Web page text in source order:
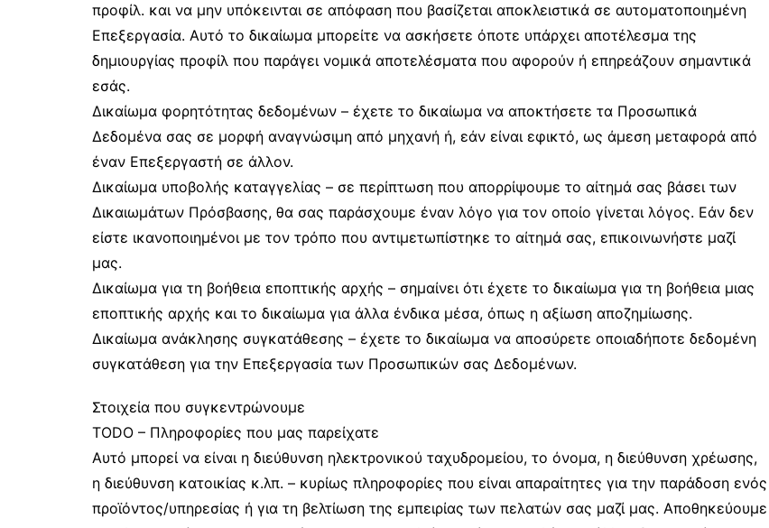
προφίλ. και να μην υπόκεινται σε απόφαση που βασίζεται αποκλειστικά σε αυτοματοποιημένη
Επεξεργασία. Αυτό το δικαίωμα μπορείτε να ασκήσετε όποτε υπάρχει αποτέλεσμα της
δημιουργίας προφίλ που παράγει νομικά αποτελέσματα που αφορούν ή επηρεάζουν σημαντικά
εσάς.
Δικαίωμα φορητότητας δεδομένων – έχετε το δικαίωμα να αποκτήσετε τα Προσωπικά
Δεδομένα σας σε μορφή αναγνώσιμη από μηχανή ή, εάν είναι εφικτό, ως άμεση μεταφορά από
έναν Επεξεργαστή σε άλλον.
Δικαίωμα υποβολής καταγγελίας – σε περίπτωση που απορρίψουμε το αίτημά σας βάσει των
Δικαιωμάτων Πρόσβασης, θα σας παράσχουμε έναν λόγο για τον οποίο γίνεται λόγος. Εάν δεν
είστε ικανοποιημένοι με τον τρόπο που αντιμετωπίστηκε το αίτημά σας, επικοινωνήστε μαζί
μας.
Δικαίωμα για τη βοήθεια εποπτικής αρχής – σημαίνει ότι έχετε το δικαίωμα για τη βοήθεια μιας
εποπτικής αρχής και το δικαίωμα για άλλα ένδικα μέσα, όπως η αξίωση αποζημίωσης.
Δικαίωμα ανάκλησης συγκατάθεσης – έχετε το δικαίωμα να αποσύρετε οποιαδήποτε δεδομένη
συγκατάθεση για την Επεξεργασία των Προσωπικών σας Δεδομένων.
Στοιχεία που συγκεντρώνουμε
TODO – Πληροφορίες που μας παρείχατε
Αυτό μπορεί να είναι η διεύθυνση ηλεκτρονικού ταχυδρομείου, το όνομα, η διεύθυνση χρέωσης,
η διεύθυνση κατοικίας κ.λπ. – κυρίως πληροφορίες που είναι απαραίτητες για την παράδοση ενός
προϊόντος/υπηρεσίας ή για τη βελτίωση της εμπειρίας των πελατών σας μαζί μας. Αποθηκεύουμε